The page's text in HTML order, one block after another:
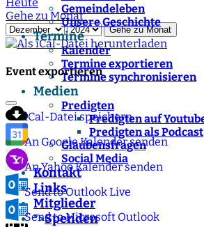
Gemeindeleben
Unsere Geschichte
Termine
Kalender
Termine exportieren
Termine synchronisieren
Medien
Predigten
Predigten auf
Predigten als Podcast
Glaubensfragen
Social Media
Kontakt
Links
Mitglieder
">Spenden
Gehe zu Monat
Gehe zu Monat
Event exportieren
iCal-Datei speichern
An Google Kalender senden
An Yahoo Kalender senden
Send to Outlook Live
Send to Microsoft Outlook